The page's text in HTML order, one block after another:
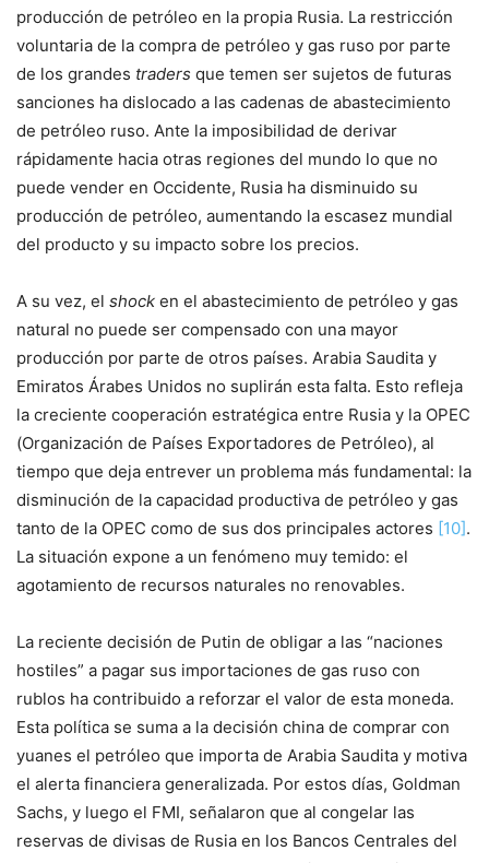
producción de petróleo en la propia Rusia. La restricción
voluntaria de la compra de petróleo y gas ruso por parte
de los grandes traders que temen ser sujetos de futuras
sanciones ha dislocado a las cadenas de abastecimiento
de petróleo ruso. Ante la imposibilidad de derivar
rápidamente hacia otras regiones del mundo lo que no
puede vender en Occidente, Rusia ha disminuido su
producción de petróleo, aumentando la escasez mundial
del producto y su impacto sobre los precios.
A su vez, el shock en el abastecimiento de petróleo y gas
natural no puede ser compensado con una mayor
producción por parte de otros países. Arabia Saudita y
Emiratos Árabes Unidos no suplirán esta falta. Esto refleja
la creciente cooperación estratégica entre Rusia y la OPEC
(Organización de Países Exportadores de Petróleo), al
tiempo que deja entrever un problema más fundamental: la
disminución de la capacidad productiva de petróleo y gas
tanto de la OPEC como de sus dos principales actores [10].
La situación expone a un fenómeno muy temido: el
agotamiento de recursos naturales no renovables.
La reciente decisión de Putin de obligar a las “naciones
hostiles” a pagar sus importaciones de gas ruso con
rublos ha contribuido a reforzar el valor de esta moneda.
Esta política se suma a la decisión china de comprar con
yuanes el petróleo que importa de Arabia Saudita y motiva
el alerta financiera generalizada. Por estos días, Goldman
Sachs, y luego el FMI, señalaron que al congelar las
reservas de divisas de Rusia en los Bancos Centrales del